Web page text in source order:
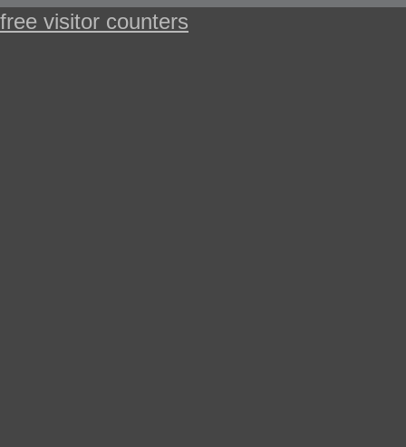
free visitor counters